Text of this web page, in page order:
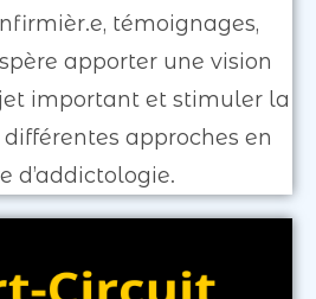
témoignages,
apporter une vision
important et stimuler la
approches en
d’addictologie.